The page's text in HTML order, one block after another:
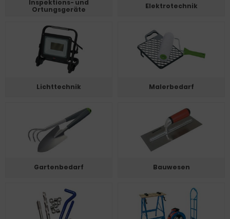
Inspektions- und
Ortungsgeräte
Elektrotechnik
Lichttechnik Malerbedarf
Gartenbedarf Bauwesen